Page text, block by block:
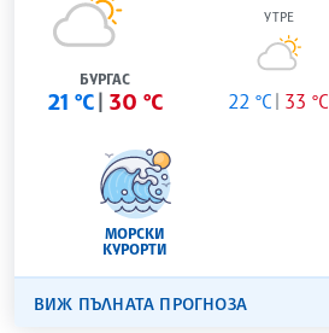
БУРГАС
21 °C 30 °C
УТРЕ
22 °C 33 °C
МОРСКИ
КУРОРТИ
ВИЖ ПЪЛНАТА ПРОГНОЗА